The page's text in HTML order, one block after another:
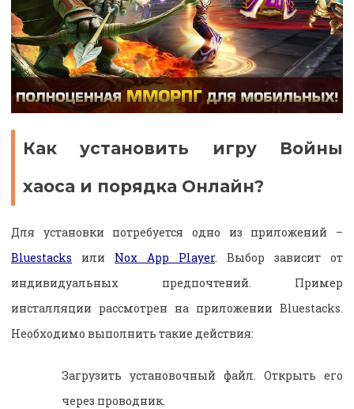
Как установить игру Войны
хаоса и порядка Онлайн?
Для установки потребуется одно из приложений –
Bluestacks или Nox App Player. Выбор зависит от
индивидуальных предпочтений. Пример
инсталляции рассмотрен на приложении Bluestacks.
Необходимо выполнить такие действия:
Загрузить установочный файл. Открыть его
через проводник.